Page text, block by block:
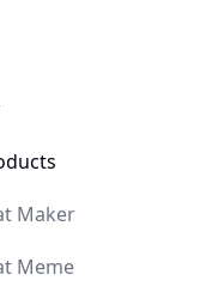
Maker
Meme